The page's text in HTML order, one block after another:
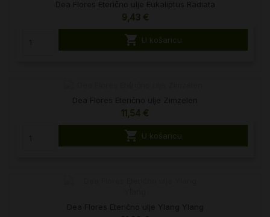
9,43 €
 U košaricu
11,54 €
 U košaricu